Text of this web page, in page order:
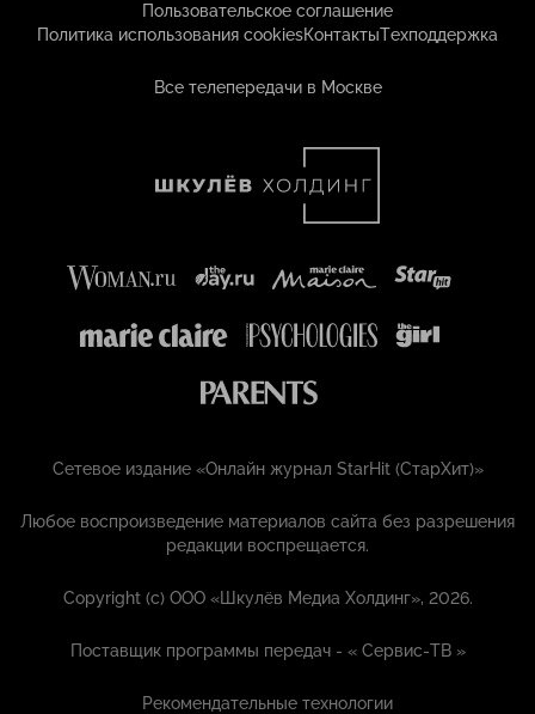
Пользовательское соглашение
Политика использования cookiesКонтактыТехподдержка
Все телепередачи в Москве
Сетевое издание «Онлайн журнал StarHit (СтарХит)»
Любое воспроизведение материалов сайта без разрешения
редакции воспрещается.
Copyright (с) ООО «Шкулёв Медиа Холдинг», 2026.
Поставщик программы передач - «Сервис-ТВ »
Рекомендательные технологии